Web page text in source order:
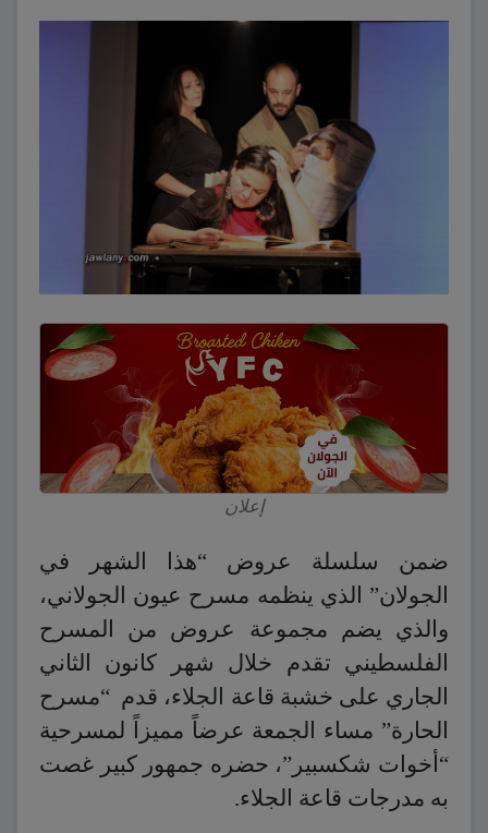
إعلان
ضمن سلسلة عروض “هذا الشهر في
الجولان” الذي ينظمه مسرح عيون الجولاني،
والذي يضم مجموعة عروض من المسرح
الفلسطيني تقدم خلال شهر كانون الثاني
الجاري على خشبة قاعة الجلاء، قدم “مسرح
الحارة” مساء الجمعة عرضاً مميزاً لمسرحية
“أخوات شكسبير”، حضره جمهور كبير غصت
به مدرجات قاعة الجلاء.